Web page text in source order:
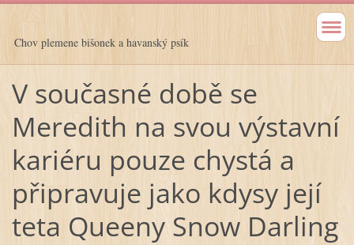
Chov plemene bišonek a havanský psík
V současné době se
Meredith na svou výstavní
kariéru pouze chystá a
připravuje jako kdysy její
teta Queeny Snow Darling